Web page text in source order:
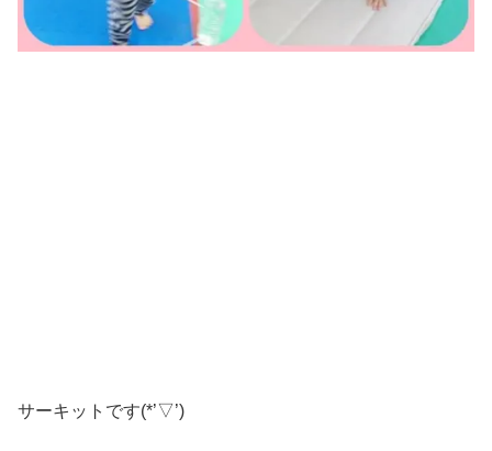
サーキットです(*’▽’)